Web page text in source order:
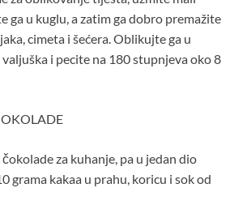
ga u kuglu, a zatim ga dobro premažite
cimeta i šećera. Oblikujte ga u
i pecite na 180 stupnjeva oko 8
za kuhanje, pa u jedan dio
grama kakaa u prahu, koricu i sok od